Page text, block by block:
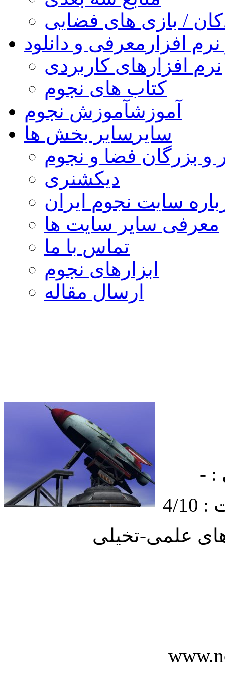
/ بازی های فضایی
افزار معرفی و دانلود
نرم افزارهای کاربردی
کتاب های نجوم
آموزشآموزش نجوم
سایر سایر بخش ها
و بزرگان فضا و نجوم
دیکشنری
سایت نجوم ایران
معرفی سایر سایت ها
تماس با ما
ابزارهای نجوم
ارسال مقاله
: -
علمی-تخیلی